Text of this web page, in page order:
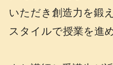
いただき創造力を鍛
スタイルで授業を進